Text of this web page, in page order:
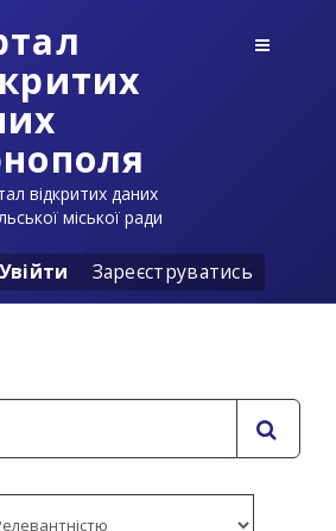
відкритих даних
міської ради
Увійти Зареєструватись